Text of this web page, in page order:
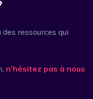
ressources qui
n’hésitez pas à nous